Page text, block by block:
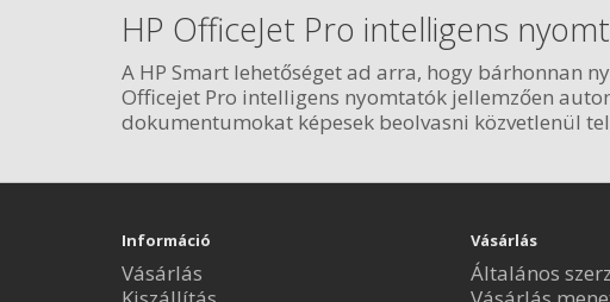
HP OfficeJet Pro intelligens
A HP Smart lehetőséget ad arra, hogy bárhonnan
Officejet Pro intelligens nyomtatók jellemzően
dokumentumokat képesek beolvasni közvetlenül
Információ
Vásárlás
Vásárlás
Általános